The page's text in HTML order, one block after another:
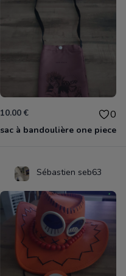
10.00 € 0
sac à bandoulière one piece
Sébastien seb63